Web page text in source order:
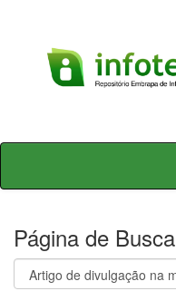
Skip
Página de Busca